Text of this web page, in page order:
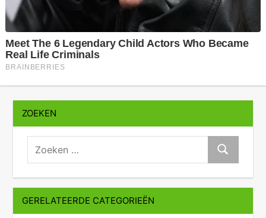
ZOEKEN
zoeken:
Zoeken
GERELATEERDE CATEGORIEËN